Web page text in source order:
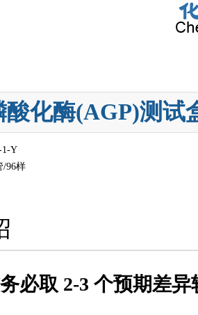
化酶(AGP)测试
1-Y
/96样
必取 2-3 个预期差